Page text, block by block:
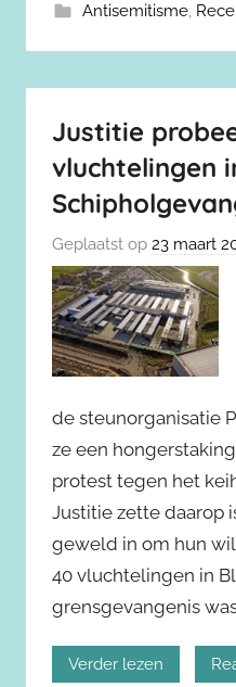
Antisemitisme,
Justitie
vluchtelingen
Geplaatst op 23 maart
de steunorganisatie
ze een
protest tegen het
Justitie zette daarop
geweld in om hun
40 vluchtelingen in
grensgevangenis
Verder lezen